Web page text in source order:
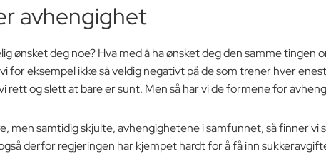
avhengighet
ønsket deg noe? Hva med å ha ønsket deg den samme
vi for eksempel ikke så veldig negativt på de som trener hver
rett og slett at bare er sunt. Men så har vi de formene for
men samtidig skjulte, avhengighetene i samfunnet, så finner
derfor regjeringen har kjempet hardt for å få inn